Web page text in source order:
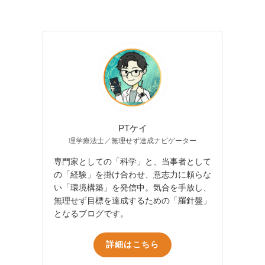
PTケイ
理学療法士／無理せず達成ナビゲーター
専門家としての「科学」と、当事者として
の「経験」を掛け合わせ、意志力に頼らな
い「環境構築」を発信中。気合を手放し、
無理せず目標を達成するための「羅針盤」
となるブログです。
詳細はこちら